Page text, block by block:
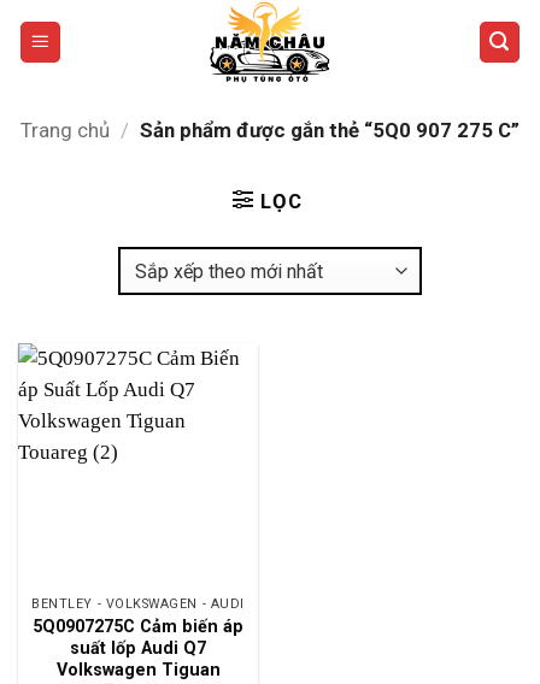
qua
Trang chủ / Sản phẩm được gắn thẻ “5Q0 907 275 C”
LỌC
BENTLEY - VOLKSWAGEN - AUDI
5Q0907275C Cảm biến áp
suất lốp Audi Q7
Volkswagen Tiguan